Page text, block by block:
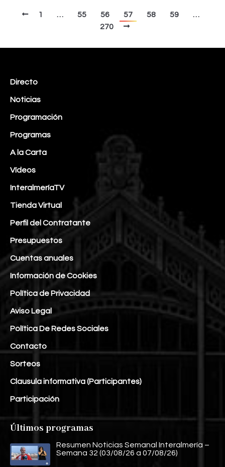
1 … 55 56 57 58 59
…
270
Directo
Noticias
Programación
Programas
A la Carta
Vídeos
InteralmeríaTV
Tienda Virtual
Perfil del Contratante
Presupuestos
Cuentas anuales
Información de Cookies
Política de Privacidad
Aviso Legal
Política De Redes Sociales
Contacto
Sorteos
Clausula informativa (Participantes)
Participación
Últimos programas
Resumen Noticias Semanal Interalmería –
Semana 32 (03/08/26 a 07/08/26)